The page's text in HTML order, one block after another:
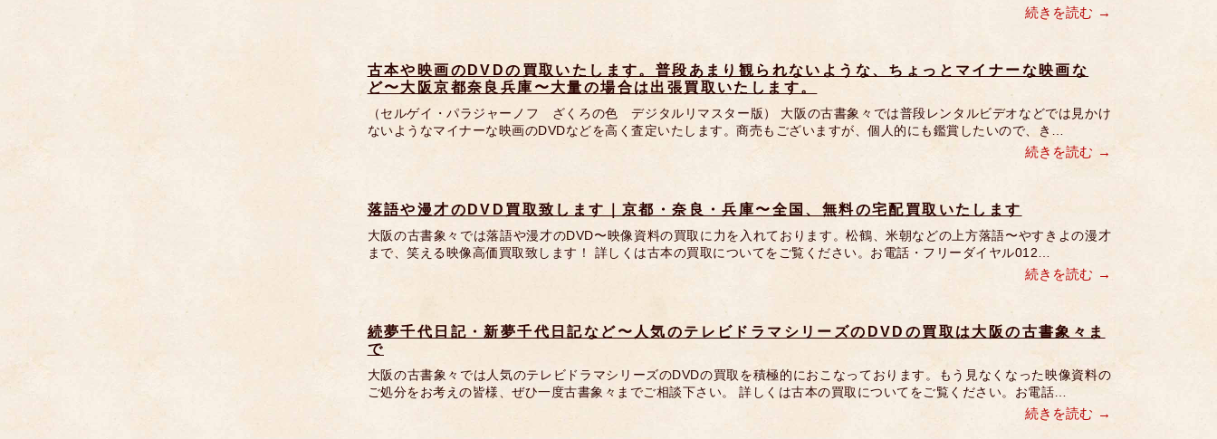
続きを読む
古本や映画のDVDの買取いたします。普段あまり観られないような、ちょっとマイナーな映画な
ど〜大阪京都奈良兵庫〜大量の場合は出張買取いたします。
（セルゲイ・パラジャーノフ ざくろの色 デジタルリマスター版） 大阪の古書象々では普段レンタルビデオなどでは見かけ
ないようなマイナーな映画のDVDなどを高く査定いたします。商売もございますが、個人的にも鑑賞したいので、き…
続きを読む
落語や漫才のDVD買取致します｜京都・奈良・兵庫〜全国、無料の宅配買取いたします
大阪の古書象々では落語や漫才のDVD〜映像資料の買取に力を入れております。松鶴、米朝などの上方落語〜やすきよの漫才
まで、笑える映像高価買取致します！ 詳しくは古本の買取についてをご覧ください。お電話・フリーダイヤル012…
続きを読む
続夢千代日記・新夢千代日記など〜人気のテレビドラマシリーズのDVDの買取は大阪の古書象々ま
で
大阪の古書象々では人気のテレビドラマシリーズのDVDの買取を積極的におこなっております。もう見なくなった映像資料の
ご処分をお考えの皆様、ぜひ一度古書象々までご相談下さい。 詳しくは古本の買取についてをご覧ください。お電話…
続きを読む